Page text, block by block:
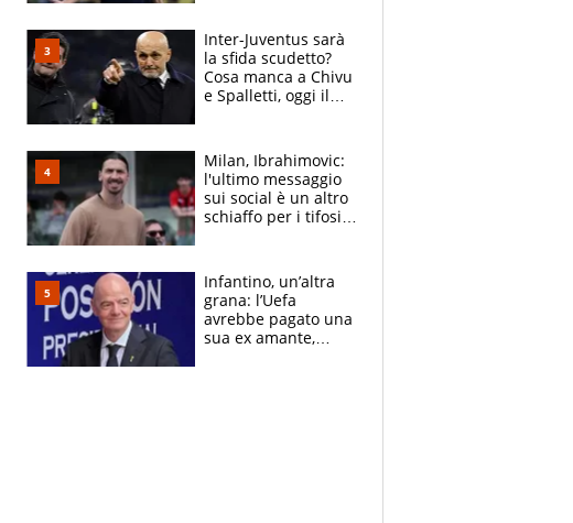
Inter-Juventus sarà
la sfida scudetto?
Cosa manca a Chivu
e Spalletti, oggi il
Milan, Ibrahimovic:
l'ultimo messaggio
sui social è un altro
schiaffo per i tifosi
Infantino, un’altra
grana: l’Uefa
avrebbe pagato una
sua ex amante,